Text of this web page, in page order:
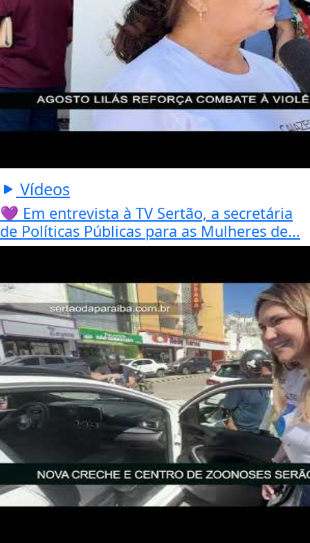
Vídeos
💜 Em entrevista à TV Sertão, a secretária
de Políticas Públicas para as Mulheres de...